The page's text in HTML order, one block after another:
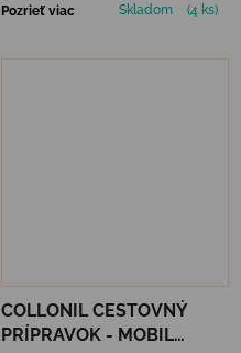
Pozrieť viac Skladom (4 ks)
COLLONIL CESTOVNÝ
PRÍPRAVOK - MOBIL